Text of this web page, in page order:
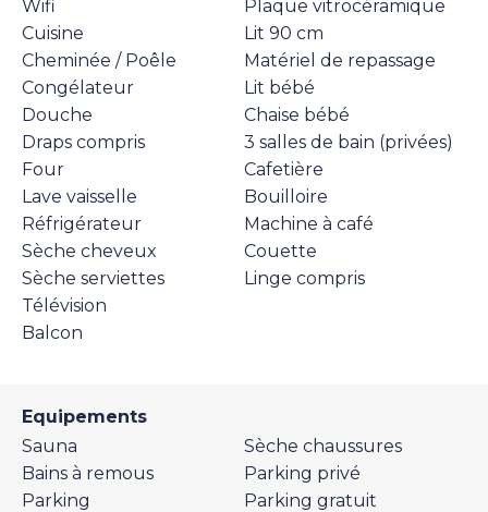
Wifi
Cuisine
Cheminée / Poêle
Congélateur
Douche
Draps compris
Four
Lave vaisselle
Réfrigérateur
Sèche cheveux
Sèche serviettes
Télévision
Balcon
Plaque vitrocéramique
Lit 90 cm
Matériel de repassage
Lit bébé
Chaise bébé
3 salles de bain (privées)
Cafetière
Bouilloire
Machine à café
Couette
Linge compris
Equipements
Sauna
Bains à remous
Parking
Sèche chaussures
Parking privé
Parking gratuit